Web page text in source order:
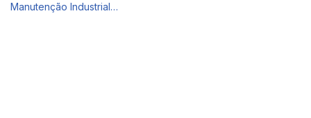
Manutenção Industrial…